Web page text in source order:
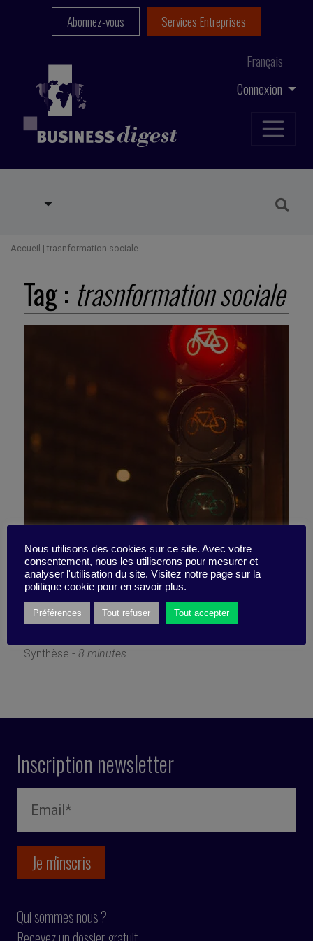
Connexion
Français
Abonnez-vous Services Entreprises
Accueil | trasnformation sociale
Tag : trasnformation sociale
Backlash ou pas backlash :
On y va quand même ?
Synthèse - 8 minutes
Inscription newsletter
Qui sommes nous ?
Nous utilisons des cookies sur ce site. Avec votre
consentement, nous les utiliserons pour mesurer et
analyser l'utilisation du site. Visitez notre page sur la
politique cookie pour en savoir plus.
Préférences Tout refuser Tout accepter